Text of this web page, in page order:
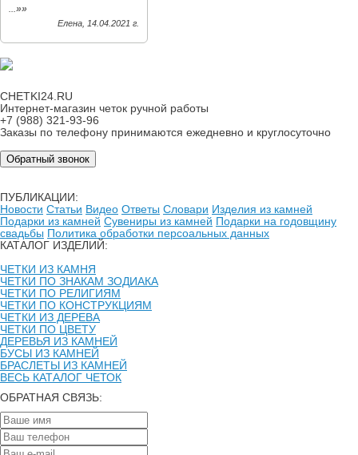
»»
Елена, 14.04.2021 г.
CHETKI24.RU
Интернет-магазин четок ручной работы
+7 (988) 321-93-96
Заказы по телефону принимаются ежедневно и круглосуточно
Обратный звонок
ПУБЛИКАЦИИ:
Новости Статьи Видео Ответы Словари Изделия из камней
Подарки из камней Сувениры из камней Подарки на годовщину
свадьбы Политика обработки персоальных данных
КАТАЛОГ ИЗДЕЛИЙ:
ЧЕТКИ ИЗ КАМНЯ
ЧЕТКИ ПО ЗНАКАМ ЗОДИАКА
ЧЕТКИ ПО РЕЛИГИЯМ
ЧЕТКИ ПО КОНСТРУКЦИЯМ
ЧЕТКИ ИЗ ДЕРЕВА
ЧЕТКИ ПО ЦВЕТУ
ДЕРЕВЬЯ ИЗ КАМНЕЙ
БУСЫ ИЗ КАМНЕЙ
БРАСЛЕТЫ ИЗ КАМНЕЙ
ВЕСЬ КАТАЛОГ ЧЕТОК
ОБРАТНАЯ СВЯЗЬ: